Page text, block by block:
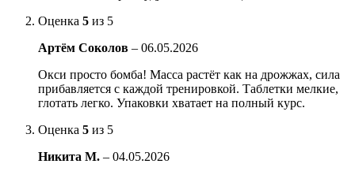
Оценка 5 из 5
Артём Соколов – 06.05.2026
Окси просто бомба! Масса растёт как на дрожжах, сила
прибавляется с каждой тренировкой. Таблетки мелкие,
глотать легко. Упаковки хватает на полный курс.
Оценка 5 из 5
Никита М. – 04.05.2026